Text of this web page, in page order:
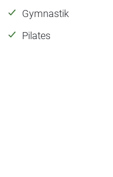
Gymnastik
Pilates